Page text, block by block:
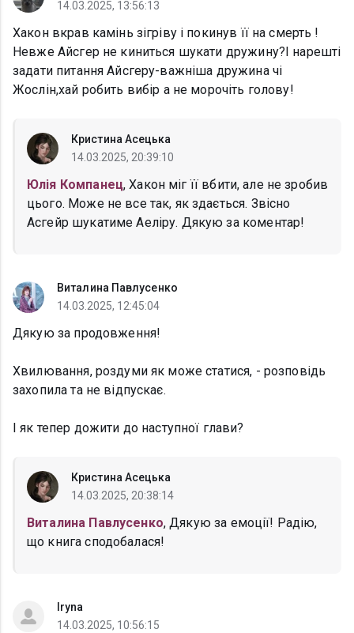
14.03.2025, 13:56:13
Хакон вкрав камінь зігріву і покинув її на смерть !
Невже Айсгер не киниться шукати дружину?І нарешті
задати питання Айсгеру-важніша дружина чі
Жослін,хай робить вибір а не морочіть голову!
Кристина Асецька
14.03.2025, 20:39:10
Юлія Компанец, Хакон міг її вбити, але не зробив
цього. Може не все так, як здається. Звісно
Асгейр шукатиме Аеліру. Дякую за коментар!
Виталина Павлусенко
14.03.2025, 12:45:04
Дякую за продовження!
Хвилювання, роздуми як може статися, - розповідь
захопила та не відпускає.
І як тепер дожити до наступної глави?
Кристина Асецька
14.03.2025, 20:38:14
Виталина Павлусенко, Дякую за емоції! Радію,
що книга сподобалася!
Iryna
14.03.2025, 10:56:15